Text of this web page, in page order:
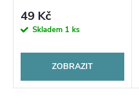
49 Kč
Skladem 1 ks
ZOBRAZIT